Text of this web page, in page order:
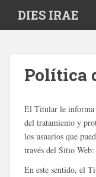
i
DIES IRAE
Política
El Titular le informa
del tratamiento y
los usuarios que
través del Sitio Web:
En este sentido, el